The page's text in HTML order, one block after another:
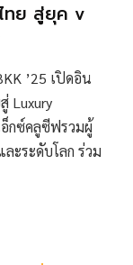
ทย สู่ยุค v
’25 เปิดอิน
Luxury
อ็กซ์คลูซีฟรวมผู้
ะระดับโลก ร่วม